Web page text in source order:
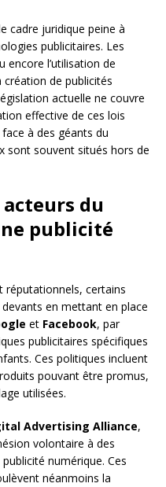
cadre juridique peine à
publicitaires. Les
encore l’utilisation de
création de publicités
actuelle ne couvre
effective de ces lois
à des géants du
sont souvent situés hors de
du
publicité
réputationnels, certains
en mettant en place
et Facebook, par
publicitaires spécifiques
Ces politiques incluent
pouvant être promus,
utilisées.
Advertising Alliance,
volontaire à des
numérique. Ces
néanmoins la